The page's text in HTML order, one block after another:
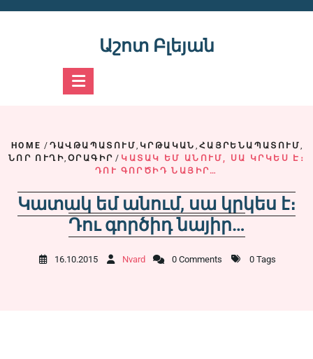
Աշոտ Բլեյան
HOME / ԴԱՎԹԱՊԱՏՈՒՄ, ԿՐԹԱԿԱՆ , ՀԱՅՐԵՆԱՊԱՏՈՒՄ,
ՆՈՐ ՈՒՂԻ, ՕՐԱԳԻՐ / ԿԱՏԱԿ ԵՄ ԱՆՈՒՄ, ՍԱ ԿՐԿԵՍ Է։
ԴՈՒ ԳՈՐԾԻԴ ՆԱՅԻՐ…
Կատակ եմ անում, սա կրկես է։
Դու գործիդ նայիր…
16.10.2015 Nvard 0 Comments 0 Tags